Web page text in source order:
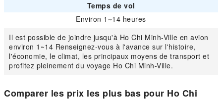
Temps de vol
Environ 1~14 heures
Il est possible de joindre jusqu'à Ho Chi Minh-Ville en avion
environ 1~14 Renseignez-vous à l'avance sur l'histoire,
l'économie, le climat, les principaux moyens de transport et
profitez pleinement du voyage Ho Chi Minh-Ville.
Comparer les prix les plus bas pour Ho Chi